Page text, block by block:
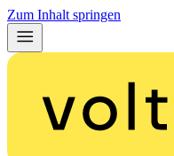
Zum Inhalt springen